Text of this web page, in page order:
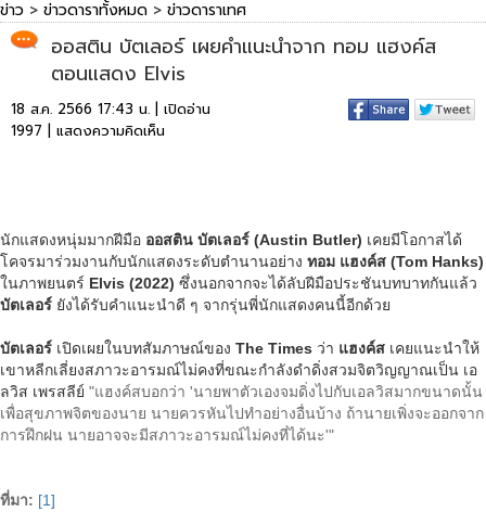
ข่าว > ข่าวดาราทั้งหมด > ข่าวดาราเทศ
ออสติน บัตเลอร์ เผยคำแนะนำจาก ทอม แฮงค์ส
ตอนแสดง Elvis
18 ส.ค. 2566 17:43 น. | เปิดอ่าน
1997 | แสดงความคิดเห็น
นักแสดงหนุ่มมากฝีมือ ออสติน บัตเลอร์ (Austin Butler) เคยมีโอกาสได้
โคจรมาร่วมงานกับนักแสดงระดับตำนานอย่าง ทอม แฮงค์ส (Tom Hanks)
ในภาพยนตร์ Elvis (2022) ซึ่งนอกจากจะได้ลับฝีมือประชันบทบาทกันแล้ว
บัตเลอร์ ยังได้รับคำแนะนำดี ๆ จากรุ่นพี่นักแสดงคนนี้อีกด้วย
บัตเลอร์ เปิดเผยในบทสัมภาษณ์ของ The Times ว่า แฮงค์ส เคยแนะนำให้
เขาหลีกเลี่ยงสภาวะอารมณ์ไม่คงที่ขณะกำลังดำดิ่งสวมจิตวิญญาณเป็น เอ
ลวิส เพรสลีย์ "แฮงค์สบอกว่า 'นายพาตัวเองจมดิ่งไปกับเอลวิสมากขนาดนั้น
เพื่อสุขภาพจิตของนาย นายควรหันไปทำอย่างอื่นบ้าง ถ้านายเพิ่งจะออกจาก
การฝึกฝน นายอาจจะมีสภาวะอารมณ์ไม่คงที่ได้นะ'"
ที่มา: [1]